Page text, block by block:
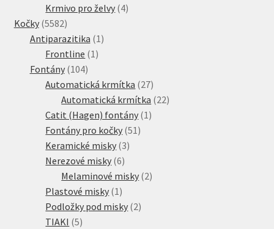
produkty
Krmivo pro želvy 44
Kočky 55825582
produktů
Antiparazitika 1 1
Frontline 1 1
Fontány 104104
produktů
Automatická krmítka 2727
produktů
Automatická krmítka 2222
Catit (Hagen) fontány 1 1
Fontány pro kočky 51 51
Keramické misky 33
Nerezové misky 66
produktů
Melaminové misky 22
Plastové misky 1 1
produkt
Podložky pod misky 22
TIAKI 55